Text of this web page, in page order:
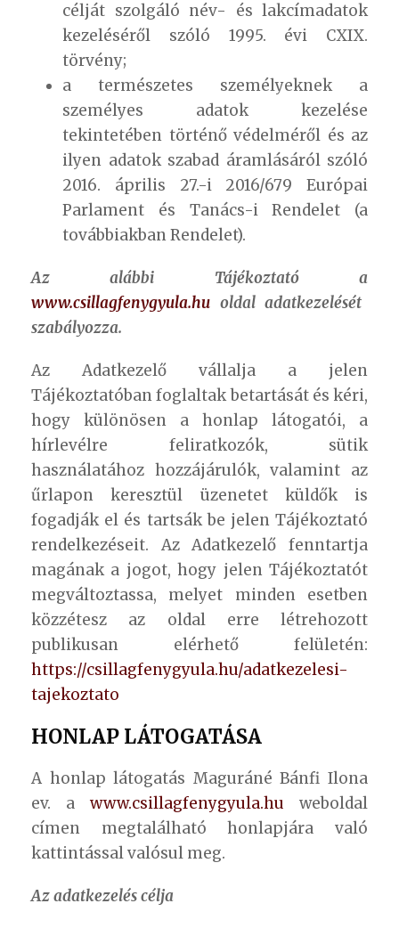
célját szolgáló név- és lakcímadatok
kezeléséről szóló 1995. évi CXIX.
törvény;
a természetes személyeknek a
személyes adatok kezelése
tekintetében történő védelméről és az
ilyen adatok szabad áramlásáról szóló
2016. április 27.-i 2016/679 Európai
Parlament és Tanács-i Rendelet (a
továbbiakban Rendelet).
Az alábbi Tájékoztató a
www.csillagfenygyula.hu oldal adatkezelését
szabályozza.
Az Adatkezelő vállalja a jelen
Tájékoztatóban foglaltak betartását és kéri,
hogy különösen a honlap látogatói, a
hírlevélre feliratkozók, sütik
használatához hozzájárulók, valamint az
űrlapon keresztül üzenetet küldők is
fogadják el és tartsák be jelen Tájékoztató
rendelkezéseit. Az Adatkezelő fenntartja
magának a jogot, hogy jelen Tájékoztatót
megváltoztassa, melyet minden esetben
közzétesz az oldal erre létrehozott
publikusan elérhető felületén:
https://csillagfenygyula.hu/adatkezelesi-
tajekoztato
HONLAP LÁTOGATÁSA
A honlap látogatás Maguráné Bánfi Ilona
ev. a www.csillagfenygyula.hu weboldal
címen megtalálható honlapjára való
kattintással valósul meg.
Az adatkezelés célja